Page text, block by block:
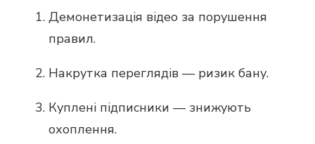
Демонетизація відео за порушення
правил.
Накрутка переглядів — ризик бану.
Куплені підписники — знижують
охоплення.